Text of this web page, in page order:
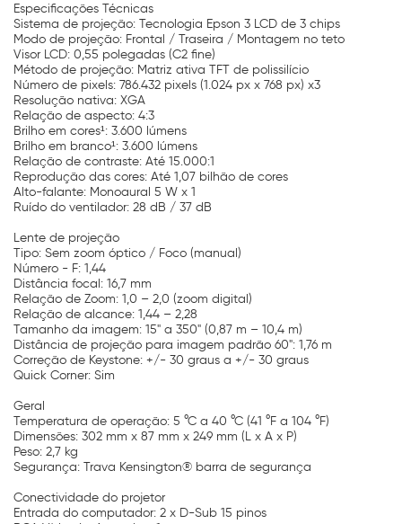
Especificações Técnicas
Sistema de projeção: Tecnologia Epson 3 LCD de 3 chips
Modo de projeção: Frontal / Traseira / Montagem no teto
Visor LCD: 0,55 polegadas (C2 fine)
Método de projeção: Matriz ativa TFT de polissilício
Número de pixels: 786.432 pixels (1.024 px x 768 px) x3
Resolução nativa: XGA
Relação de aspecto: 4:3
Brilho em cores¹: 3.600 lúmens
Brilho em branco¹: 3.600 lúmens
Relação de contraste: Até 15.000:1
Reprodução das cores: Até 1,07 bilhão de cores
Alto-falante: Monoaural 5 W x 1
Ruído do ventilador: 28 dB / 37 dB
Lente de projeção
Tipo: Sem zoom óptico / Foco (manual)
Número - F: 1,44
Distância focal: 16,7 mm
Relação de Zoom: 1,0 – 2,0 (zoom digital)
Relação de alcance: 1,44 – 2,28
Tamanho da imagem: 15" a 350" (0,87 m – 10,4 m)
Distância de projeção para imagem padrão 60": 1,76 m
Correção de Keystone: +/- 30 graus a +/- 30 graus
Quick Corner: Sim
Geral
Temperatura de operação: 5 °C a 40 °C (41 °F a 104 °F)
Dimensões: 302 mm x 87 mm x 249 mm (L x A x P)
Peso: 2,7 kg
Segurança: Trava Kensington® barra de segurança
Conectividade do projetor
Entrada do computador: 2 x D-Sub 15 pinos